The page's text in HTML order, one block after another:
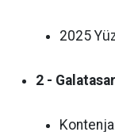
2025
2 -